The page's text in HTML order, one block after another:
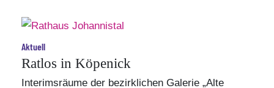
Aktuell
Ratlos in Köpenick
Interimsräume der bezirklichen Galerie „Alte